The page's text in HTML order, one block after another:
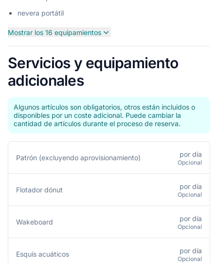
nevera portátil
Mostrar los 16 equipamientos
Servicios y equipamiento
adicionales
Algunos artículos son obligatorios, otros están incluidos o
disponibles por un coste adicional. Puede cambiar la
cantidad de artículos durante el proceso de reserva.
Patrón (excluyendo aprovisionamiento) por día
Opcional
Flotador dónut por día
Opcional
Wakeboard por día
Opcional
Esquís acuáticos por día
Opcional